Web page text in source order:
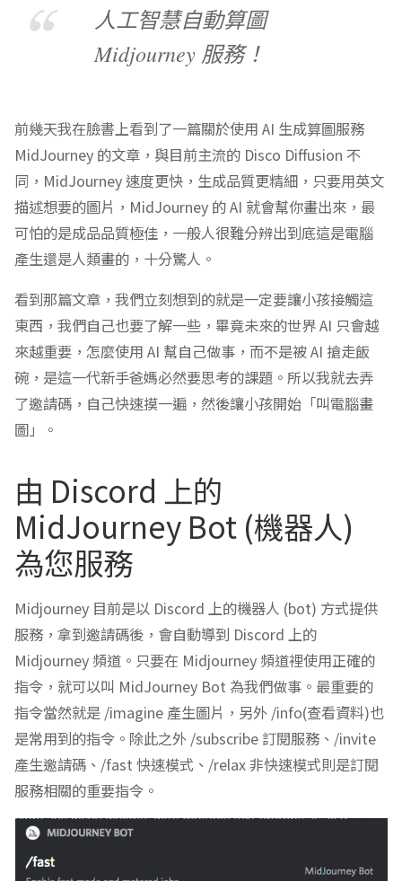
人工智慧自動算圖
Midjourney 服務！
前幾天我在臉書上看到了一篇關於使用 AI 生成算圖服務
MidJourney 的文章，與目前主流的 Disco Diffusion 不
同，MidJourney 速度更快，生成品質更精細，只要用英文
描述想要的圖片，MidJourney 的 AI 就會幫你畫出來，最
可怕的是成品品質極佳，一般人很難分辨出到底這是電腦
產生還是人類畫的，十分驚人。
看到那篇文章，我們立刻想到的就是一定要讓小孩接觸這
東西，我們自己也要了解一些，畢竟未來的世界 AI 只會越
來越重要，怎麼使用 AI 幫自己做事，而不是被 AI 搶走飯
碗，是這一代新手爸媽必然要思考的課題。所以我就去弄
了邀請碼，自己快速摸一遍，然後讓小孩開始「叫電腦畫
圖」。
由 Discord 上的
MidJourney Bot (機器人)
為您服務
Midjourney 目前是以 Discord 上的機器人 (bot) 方式提供
服務，拿到邀請碼後，會自動導到 Discord 上的
Midjourney 頻道。只要在 Midjourney 頻道裡使用正確的
指令，就可以叫 MidJourney Bot 為我們做事。最重要的
指令當然就是 /imagine 產生圖片，另外 /info(查看資料)也
是常用到的指令。除此之外 /subscribe 訂閱服務、/invite
產生邀請碼、/fast 快速模式、/relax 非快速模式則是訂閱
服務相關的重要指令。